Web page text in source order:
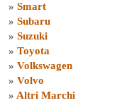
» Smart
» Subaru
» Suzuki
» Toyota
» Volkswagen
» Volvo
» Altri Marchi